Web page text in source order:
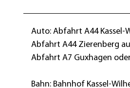
Auto: Abfahrt A44 Kassel-
Abfahrt A44 Zierenberg
Abfahrt A7 Guxhagen
Bahn: Bahnhof Kassel-